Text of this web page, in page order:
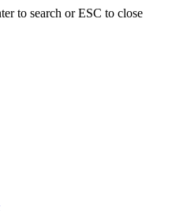
to search or ESC to close